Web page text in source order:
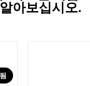
아보십시오.